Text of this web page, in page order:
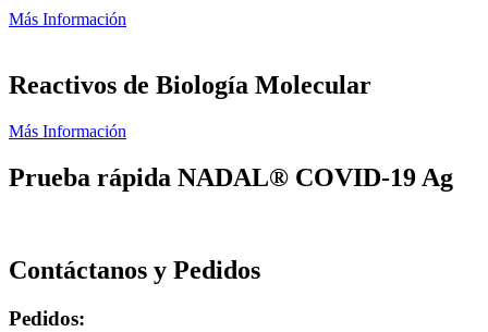
Más Información
Reactivos de Biología Molecular
Más Información
Prueba rápida NADAL® COVID-19 Ag
Contáctanos y Pedidos
Pedidos: